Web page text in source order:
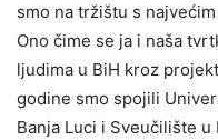
smo na tržištu s
Ono čime se ja i naša
ljudima u BiH kroz
godine smo spojili
Banja Luci i Sveučilište